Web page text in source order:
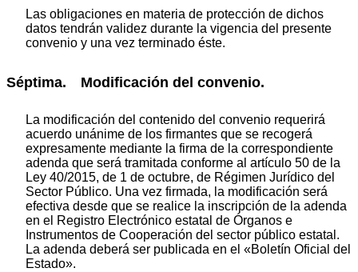
Las obligaciones en materia de protección de dichos
datos tendrán validez durante la vigencia del presente
convenio y una vez terminado éste.
Séptima. Modificación del convenio.
La modificación del contenido del convenio requerirá
acuerdo unánime de los firmantes que se recogerá
expresamente mediante la firma de la correspondiente
adenda que será tramitada conforme al artículo 50 de la
Ley 40/2015, de 1 de octubre, de Régimen Jurídico del
Sector Público. Una vez firmada, la modificación será
efectiva desde que se realice la inscripción de la adenda
en el Registro Electrónico estatal de Órganos e
Instrumentos de Cooperación del sector público estatal.
La adenda deberá ser publicada en el «Boletín Oficial del
Estado».